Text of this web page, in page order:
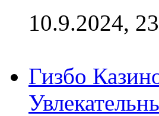
10.9.2024,
Гизбо